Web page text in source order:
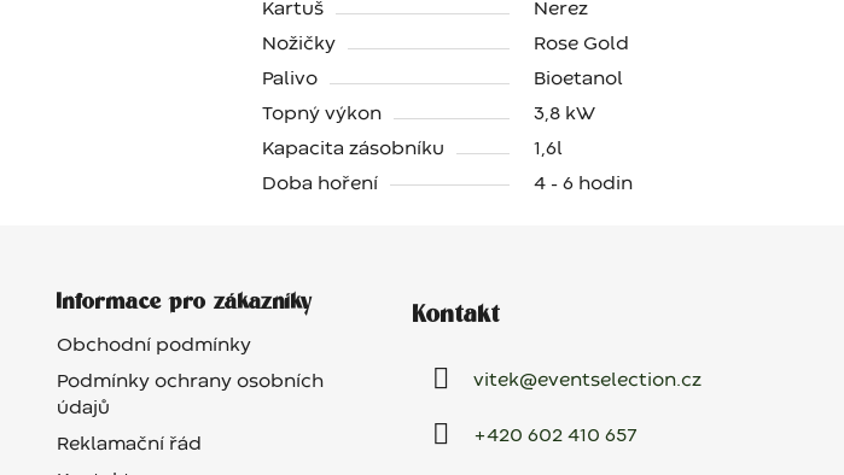
Kartuš Nerez
Nožičky Rose Gold
Palivo Bioetanol
Topný výkon 3,8 kW
Kapacita zásobníku 1,6l
Doba hoření 4 - 6 hodin
Informace pro zákazníky
Obchodní podmínky
Podmínky ochrany osobních
údajů
Reklamační řád
Kontakt
vitek@eventselection.cz
+420 602 410 657